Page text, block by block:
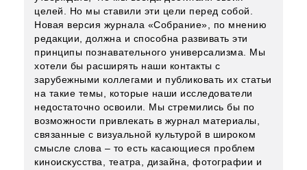
целей. Но мы ставили эти цели перед собой.
Новая версия журнала «Собрание», по мнению
редакции, должна и способна развивать эти
принципы познавательного универсализма. Мы
хотели бы расширять наши контакты с
зарубежными коллегами и публиковать их статьи
на такие темы, которые наши исследователи
недостаточно освоили. Мы стремились бы по
возможности привлекать в журнал материалы,
связанные с визуальной культурой в широком
смысле слова – то есть касающиеся проблем
киноискусства, театра, дизайна, фотографии и